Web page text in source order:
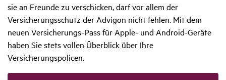
sie an Freunde zu verschicken, darf vor allem der
Versicherungsschutz der Advigon nicht fehlen. Mit dem
neuen Versicherungs-Pass für Apple- und Android-Geräte
haben Sie stets vollen Überblick über Ihre
Versicherungspolicen.